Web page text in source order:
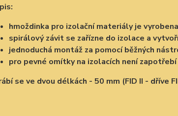
hmoždinka pro izolační materiály je
spirálový závit se zařízne do izolace a
jednoduchá montáž za pomocí běžných
pro pevné omítky na izolacích není
se ve dvou délkách - 50 mm (FID II - dříve